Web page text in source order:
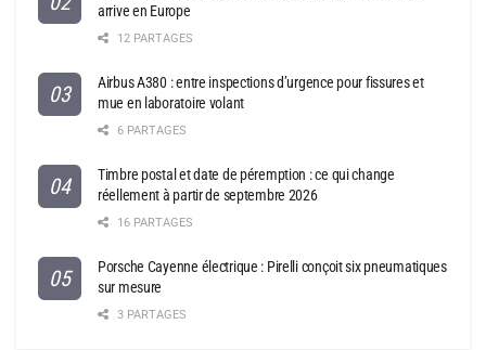
arrive en Europe
12 PARTAGES
Airbus A380 : entre inspections d’urgence pour fissures et
mue en laboratoire volant
6 PARTAGES
Timbre postal et date de péremption : ce qui change
réellement à partir de septembre 2026
16 PARTAGES
Porsche Cayenne électrique : Pirelli conçoit six pneumatiques
sur mesure
3 PARTAGES